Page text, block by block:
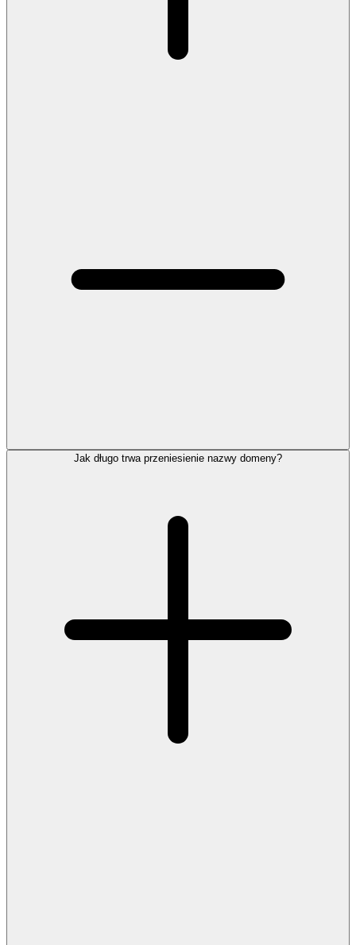
Jak długo trwa przeniesienie nazwy domeny?